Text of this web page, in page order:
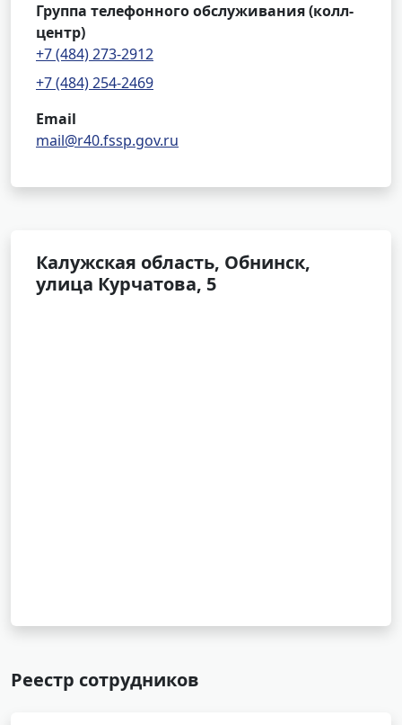
Группа телефонного обслуживания (колл-
центр)
+7 (484) 273-2912
+7 (484) 254-2469
Email
mail@r40.fssp.gov.ru
Калужская область, Обнинск,
улица Курчатова, 5
Реестр сотрудников